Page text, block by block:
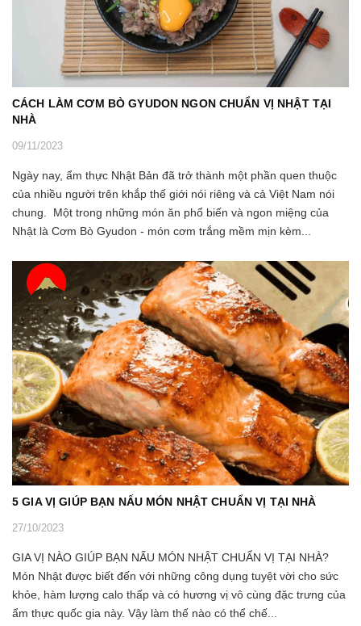
CÁCH LÀM CƠM BÒ GYUDON NGON CHUẨN VỊ NHẬT TẠI
NHÀ
09/11/2023
Ngày nay, ẩm thực Nhật Bản đã trở thành một phần quen thuộc
của nhiều người trên khắp thế giới nói riêng và cả Việt Nam nói
chung. Một trong những món ăn phổ biến và ngon miệng của
Nhật là Cơm Bò Gyudon - món cơm trắng mềm mịn kèm...
5 GIA VỊ GIÚP BẠN NẤU MÓN NHẬT CHUẨN VỊ TẠI NHÀ
27/10/2023
GIA VỊ NÀO GIÚP BẠN NẤU MÓN NHẬT CHUẨN VỊ TẠI NHÀ?
Món Nhật được biết đến với những công dụng tuyệt vời cho sức
khỏe, hàm lượng calo thấp và có hương vị vô cùng đặc trưng của
ẩm thực quốc gia này. Vậy làm thế nào có thể chế...